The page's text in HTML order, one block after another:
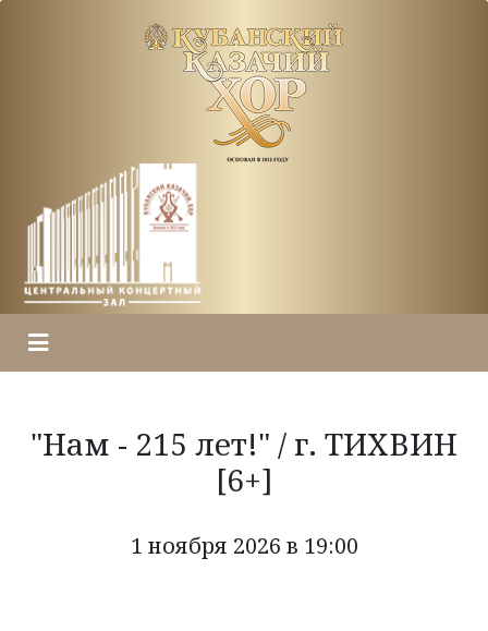
"Нам - 215 лет!" / г. ТИХВИН
[6+]
1 ноября 2026 в 19:00